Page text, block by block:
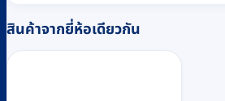
สินค้าจากยี่ห้อเดียวกัน